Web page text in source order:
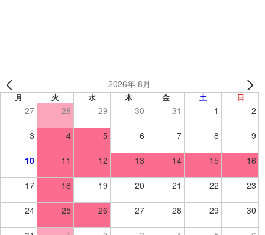
2026年 8月
月 火 水 木 金 土 日
27 28 29 30 31 1 2
3 4 5 6 7 8 9
10 11 12 13 14 15 16
17 18 19 20 21 22 23
24 25 26 27 28 29 30